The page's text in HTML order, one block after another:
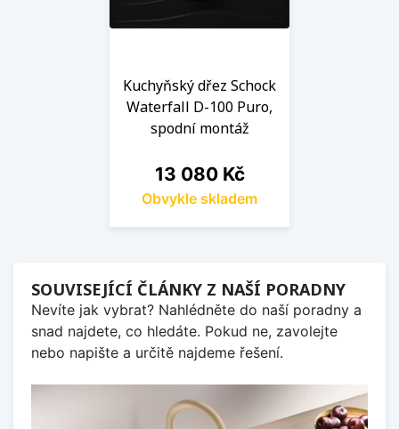
Kuchyňský dřez Schock
Waterfall D-100 Puro,
spodní montáž
Cena
13 080 Kč
Obvykle skladem
SOUVISEJÍCÍ ČLÁNKY Z NAŠÍ PORADNY
Nevíte jak vybrat? Nahlédněte do naší poradny a
snad najdete, co hledáte. Pokud ne, zavolejte
nebo napište a určitě najdeme řešení.